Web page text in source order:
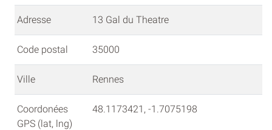
Adresse 13 Gal du Theatre
Code postal 35000
Ville Rennes
Coordonées
GPS (lat, lng)
48.1173421, -1.7075198